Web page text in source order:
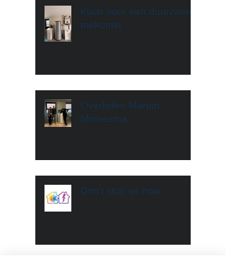
Klaar voor een duurzame
toekomst
Overlijden Marjan
Minnesma
Don't stop us now...